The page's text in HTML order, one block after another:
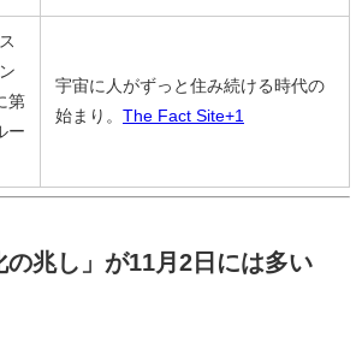
第
ー
宇宙に人がずっと住み続ける時代の
始まり。 The Fact Site+1
の兆し」が11月2日には多い